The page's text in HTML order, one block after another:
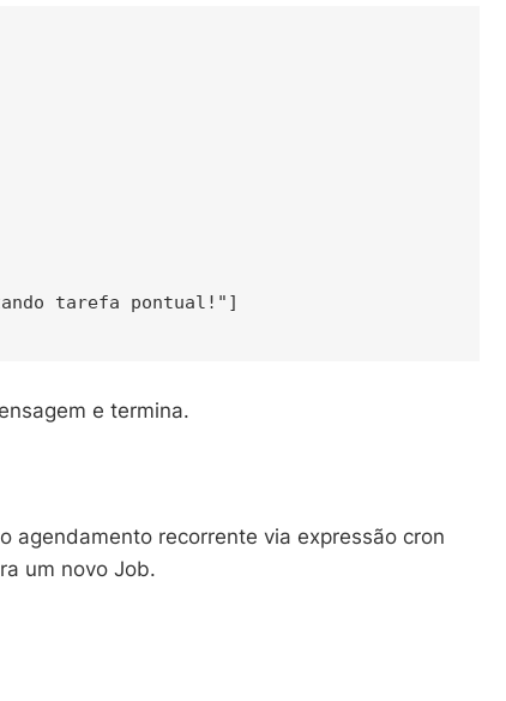
tarefa pontual!"]
e termina.
agendamento recorrente via expressão cron
um novo Job.